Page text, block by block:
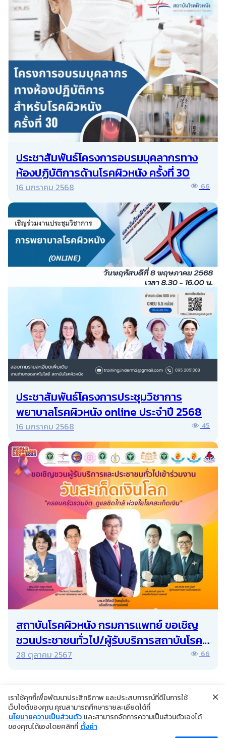
ประชาสัมพันธ์โครงการอบรมบุคลากรทาง
ห้องปฏิบัติการด้านโรคผิวหนัง ครั้งที่ 30
16 มกราคม 2568 66
ประชาสัมพันธ์โครงการประชุมวิชาการ
พยาบาลโรคผิวหนัง online ประจำปี 2568
16 มกราคม 2568 45
สถาบันโรคผิวหนัง กรมการแพทย์ ขอเชิญ
ชวนประชาชนทั่วไป/ผู้รับบริการสถาบันโรค
ผิวหนังร่วมงานวันสะเก็ดเงินโลก ประจำปี
28 ตุลาคม 2567 66
©2024 Copyright Institute of Dermatology Thailand
นโยบายการคุ้มครองข้อมูลส่วนบุคคล
เราใช้คุกกี้เพื่อพัฒนาประสิทธิภาพ และประสบการณ์ที่ดีในการใช้
เว็บไซต์ของคุณ คุณสามารถศึกษารายละเอียดได้ที่
นโยบายความเป็นส่วนตัว และสามารถจัดการความเป็นส่วนตัวเองได้
ของคุณได้เองโดยคลิกที่ ตั้งค่า